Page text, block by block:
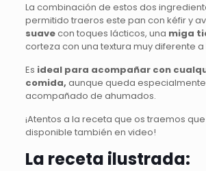
La combinación de estos dos
permitido traeros este pan con kéfir y
suavecon toques lácticos, una miga
corteza con una textura muy diferente a
Es ideal para acompañar con
comida, aunque queda
acompañado de ahumados.
¡Atentos a la receta que os traemos
disponible también en video!
La receta ilustrada: